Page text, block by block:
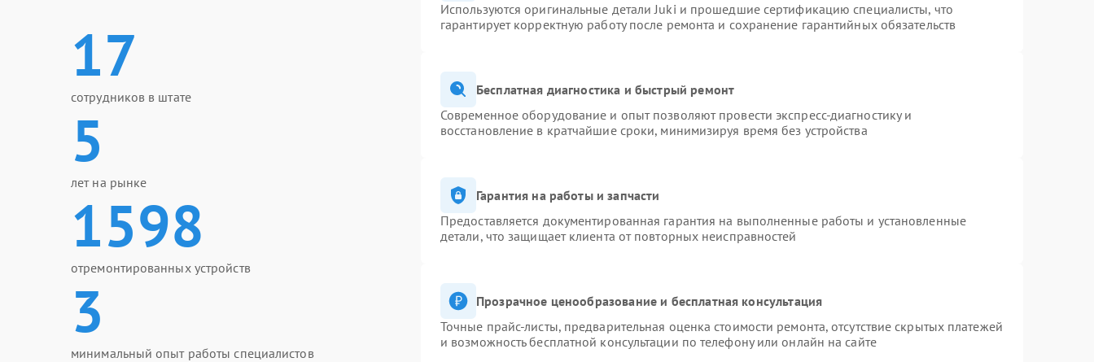
17
сотрудников в штате
5
лет на рынке
1598
отремонтированных устройств
3
минимальный опыт работы специалистов
Используются оригинальные детали Juki и прошедшие сертификацию специалисты, что
гарантирует корректную работу после ремонта и сохранение гарантийных обязательств
Бесплатная диагностика и быстрый ремонт
Современное оборудование и опыт позволяют провести экспресс-диагностику и
восстановление в кратчайшие сроки, минимизируя время без устройства
Гарантия на работы и запчасти
Предоставляется документированная гарантия на выполненные работы и установленные
детали, что защищает клиента от повторных неисправностей
Прозрачное ценообразование и бесплатная консультация
Точные прайс-листы, предварительная оценка стоимости ремонта, отсутствие скрытых платежей
и возможность бесплатной консультации по телефону или онлайн на сайте